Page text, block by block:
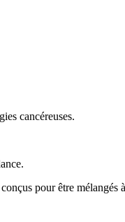
cancéreuses.
pour être mélangés